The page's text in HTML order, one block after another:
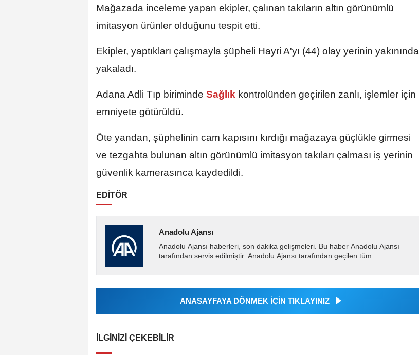
Mağazada inceleme yapan ekipler, çalınan takıların altın görünümlü
imitasyon ürünler olduğunu tespit etti.
Ekipler, yaptıkları çalışmayla şüpheli Hayri A'yı (44) olay yerinin yakınında
yakaladı.
Adana Adli Tıp biriminde Sağlık kontrolünden geçirilen zanlı, işlemler için
emniyete götürüldü.
Öte yandan, şüphelinin cam kapısını kırdığı mağazaya güçlükle girmesi
ve tezgahta bulunan altın görünümlü imitasyon takıları çalması iş yerinin
güvenlik kamerasınca kaydedildi.
EDİTÖR
Anadolu Ajansı
Anadolu Ajansı haberleri, son dakika gelişmeleri. Bu haber Anadolu Ajansı
tarafından servis edilmiştir. Anadolu Ajansı tarafından geçilen tüm...
ANASAYFAYA DÖNMEK İÇİN TIKLAYINIZ
İLGINIZI ÇEKEBILIR